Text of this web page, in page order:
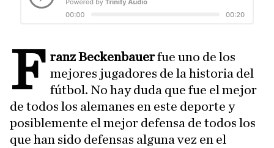
F ranz Beckenbauerfue uno de los
mejores jugadores de la historia del
fútbol. No hay duda que fue el mejor
de todos los alemanes en este deporte y
posiblemente el mejor defensa de todos los
que han sido defensas alguna vez en el